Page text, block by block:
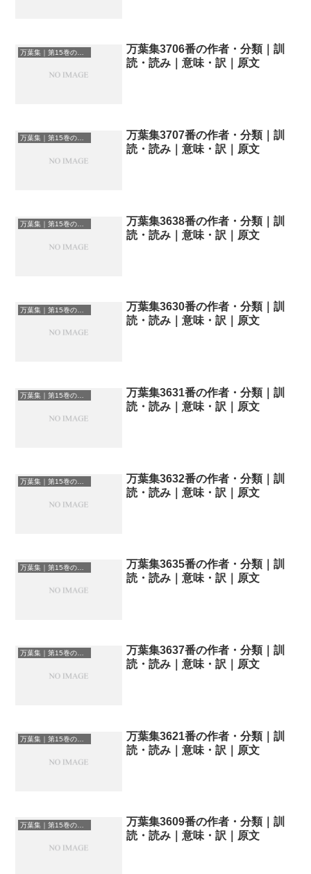
万葉集｜第15巻の和歌一覧
万葉集3706番の作者・分類｜訓
読・読み｜意味・訳｜原文
万葉集｜第15巻の和歌一覧
万葉集3707番の作者・分類｜訓
読・読み｜意味・訳｜原文
万葉集｜第15巻の和歌一覧
万葉集3638番の作者・分類｜訓
読・読み｜意味・訳｜原文
万葉集｜第15巻の和歌一覧
万葉集3630番の作者・分類｜訓
読・読み｜意味・訳｜原文
万葉集｜第15巻の和歌一覧
万葉集3631番の作者・分類｜訓
読・読み｜意味・訳｜原文
万葉集｜第15巻の和歌一覧
万葉集3632番の作者・分類｜訓
読・読み｜意味・訳｜原文
万葉集｜第15巻の和歌一覧
万葉集3635番の作者・分類｜訓
読・読み｜意味・訳｜原文
万葉集｜第15巻の和歌一覧
万葉集3637番の作者・分類｜訓
読・読み｜意味・訳｜原文
万葉集｜第15巻の和歌一覧
万葉集3621番の作者・分類｜訓
読・読み｜意味・訳｜原文
万葉集｜第15巻の和歌一覧
万葉集3609番の作者・分類｜訓
読・読み｜意味・訳｜原文